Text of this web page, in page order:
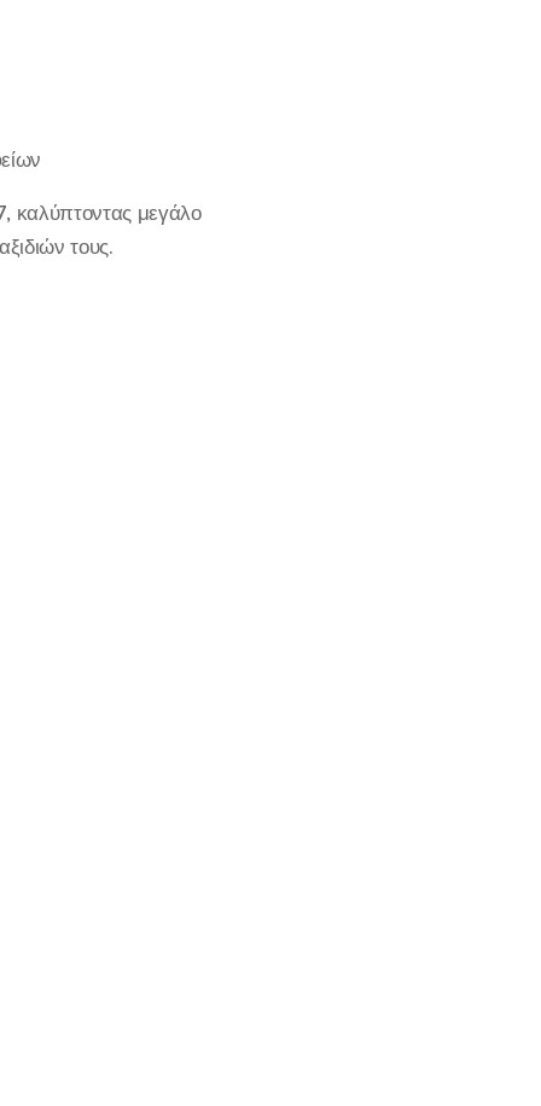
καλύπτοντας μεγάλο
τους.